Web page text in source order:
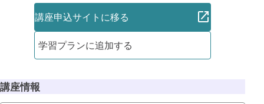
講座申込サイトに移る
学習プランに追加する
講座情報